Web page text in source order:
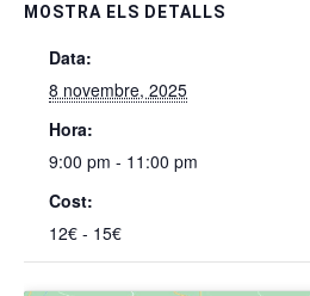
MOSTRA ELS DETALLS
Data:
8 novembre, 2025
Hora:
9:00 pm - 11:00 pm
Cost:
12€ - 15€